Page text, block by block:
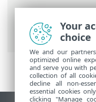
ESET Online
Security >Použití
> Nástroje
Your
choice
We and our
optimized online
and serve you with
collection of all
decline all non-
essential cookies
clicking "Manage